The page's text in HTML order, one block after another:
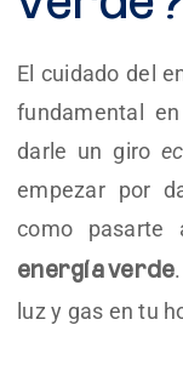
El cuidado del
fundamental
darle un giro
empezar por
como pasarte
energía verde
luz y gas en tu